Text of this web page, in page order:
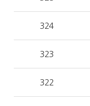
324
323
322